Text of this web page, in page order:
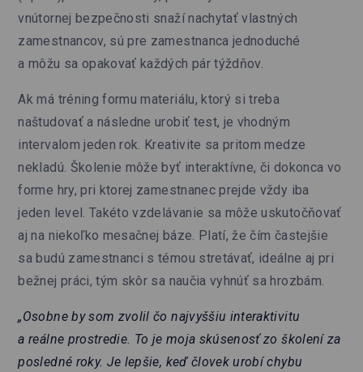
vnútornej bezpečnosti snaží nachytať vlastných
zamestnancov, sú pre zamestnanca jednoduché
a môžu sa opakovať každých pár týždňov.
Ak má tréning formu materiálu, ktorý si treba
naštudovať a následne urobiť test, je vhodným
intervalom jeden rok. Kreativite sa pritom medze
nekladú. Školenie môže byť interaktívne, či dokonca vo
forme hry, pri ktorej zamestnanec prejde vždy iba
jeden level. Takéto vzdelávanie sa môže uskutočňovať
aj na niekoľko mesačnej báze. Platí, že čím častejšie
sa budú zamestnanci s témou stretávať, ideálne aj pri
bežnej práci, tým skôr sa naučia vyhnúť sa hrozbám.
„Osobne by som zvolil čo najvyššiu interaktivitu
a reálne prostredie. To je moja skúsenosť zo školení za
posledné roky. Je lepšie, keď človek urobí chybu